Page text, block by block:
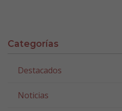
Categorías
Destacados
Noticias